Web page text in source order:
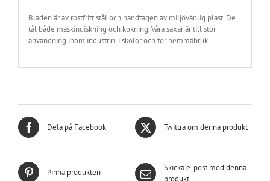
Bladen är av rostfritt stål och handtagen av miljövänlig plast. De
tål både maskindiskning och kokning. Våra saxar är till stor
användning inom industrin, i skolor och för hemmabruk.
Dela på Facebook Twittra om denna produkt
Pinna produkten
Skicka e-post med denna